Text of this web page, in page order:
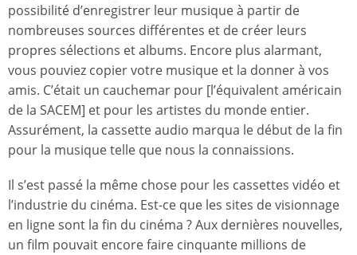
possibilité d’enregistrer leur musique à partir de
nombreuses sources différentes et de créer leurs
propres sélections et albums. Encore plus alarmant,
vous pouviez copier votre musique et la donner à vos
amis. C’était un cauchemar pour [l’équivalent américain
de la SACEM] et pour les artistes du monde entier.
Assurément, la cassette audio marqua le début de la fin
pour la musique telle que nous la connaissions.
Il s’est passé la même chose pour les cassettes vidéo et
l’industrie du cinéma. Est-ce que les sites de visionnage
en ligne sont la fin du cinéma ? Aux dernières nouvelles,
un film pouvait encore faire cinquante millions de